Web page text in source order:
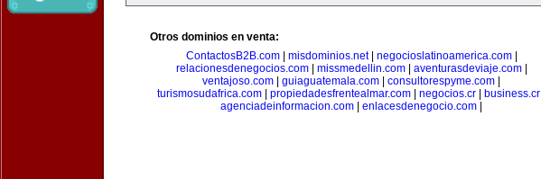
Otros dominios en venta:
ContactosB2B.com| misdominios.net| negocioslatinoamerica.com|
relacionesdenegocios.com| missmedellin.com| aventurasdeviaje.com|
ventajoso.com
guiaguatemala.com consultorespyme.com
turismosudafrica.com
propiedadesfrentealmar.com negocios.cr business.cr
agenciadeinformacion.com
enlacesdenegocio.com